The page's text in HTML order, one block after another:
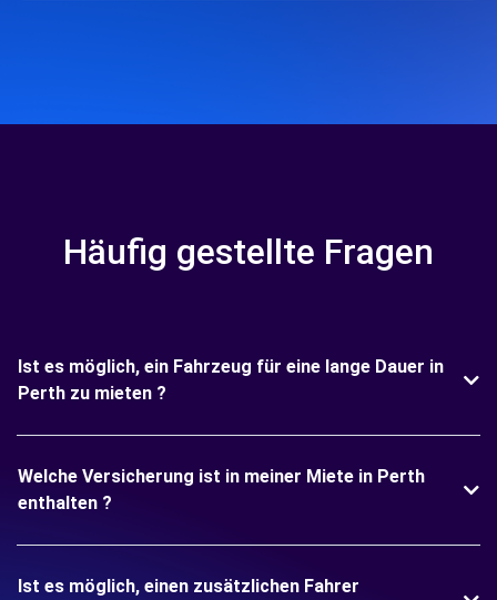
Häufig gestellte Fragen
Ist es möglich, ein Fahrzeug für eine lange Dauer in
Perth zu mieten ?
Welche Versicherung ist in meiner Miete in Perth
enthalten ?
Ist es möglich, einen zusätzlichen Fahrer